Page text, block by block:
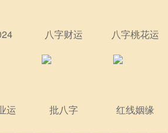
八字财运 八字桃花运
运 批八字 红线姻缘